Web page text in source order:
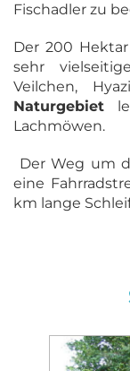
Fischadler zu
Der 200
sehr
Veilchen,
Naturgebiet
Lachmöwen.
Der Weg um
eine
km lange